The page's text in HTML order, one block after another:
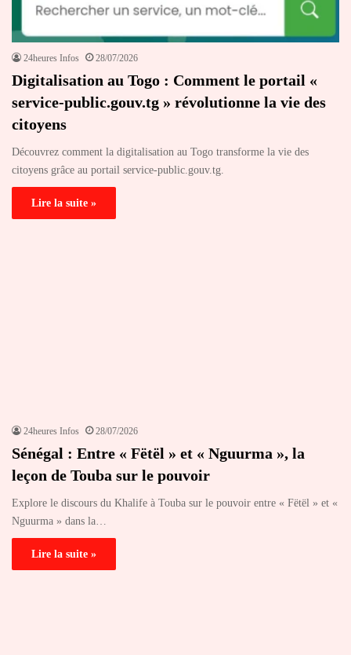
24heures Infos 28/07/2026
Digitalisation au Togo : Comment le portail «
service-public.gouv.tg » révolutionne la vie des
citoyens
Découvrez comment la digitalisation au Togo transforme la vie des
citoyens grâce au portail service-public.gouv.tg.
Lire la suite »
24heures Infos 28/07/2026
Sénégal : Entre « Fëtël » et « Nguurma », la
leçon de Touba sur le pouvoir
Explore le discours du Khalife à Touba sur le pouvoir entre « Fëtël » et «
Nguurma » dans la…
Lire la suite »